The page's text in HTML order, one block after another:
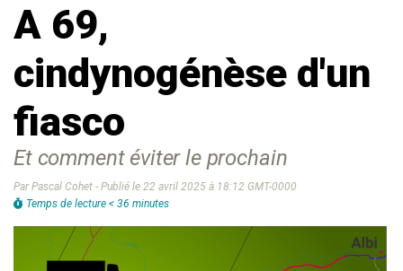
A 69,
cindynogénèse d'un
fiasco
Et comment éviter le prochain
Par Pascal Cohet - Publié le 22 avril 2025 à 18:12 GMT-0000
Temps de lecture < 36 minutes